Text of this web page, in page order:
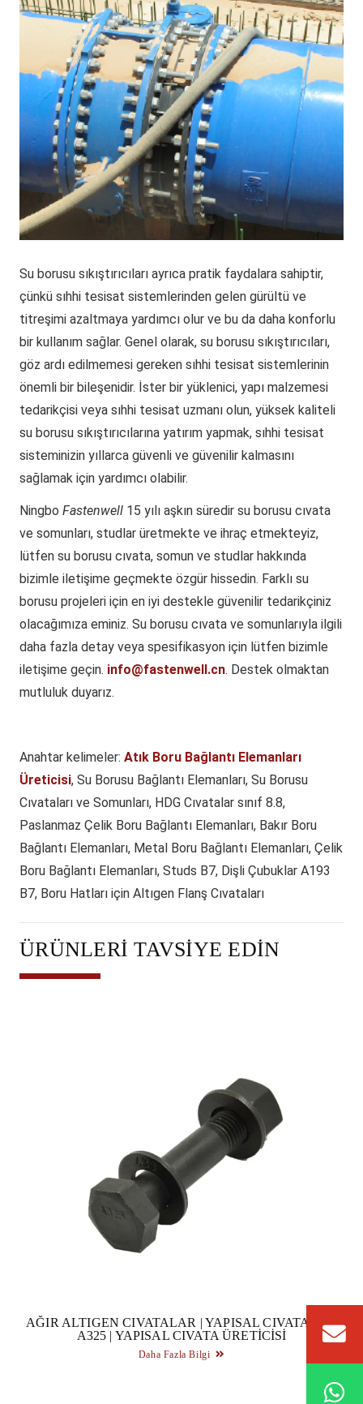
Su borusu sıkıştırıcıları ayrıca pratik faydalara sahiptir,
çünkü sıhhi tesisat sistemlerinden gelen gürültü ve
titreşimi azaltmaya yardımcı olur ve bu da daha konforlu
bir kullanım sağlar. Genel olarak, su borusu sıkıştırıcıları,
göz ardı edilmemesi gereken sıhhi tesisat sistemlerinin
önemli bir bileşenidir. İster bir yüklenici, yapı malzemesi
tedarikçisi veya sıhhi tesisat uzmanı olun, yüksek kaliteli
su borusu sıkıştırıcılarına yatırım yapmak, sıhhi tesisat
sisteminizin yıllarca güvenli ve güvenilir kalmasını
sağlamak için yardımcı olabilir.
Ningbo Fastenwell 15 yılı aşkın süredir su borusu cıvata
ve somunları, studlar üretmekte ve ihraç etmekteyiz,
lütfen su borusu cıvata, somun ve studlar hakkında
bizimle iletişime geçmekte özgür hissedin. Farklı su
borusu projeleri için en iyi destekle güvenilir tedarikçiniz
olacağımıza eminiz. Su borusu cıvata ve somunlarıyla ilgili
daha fazla detay veya spesifikasyon için lütfen bizimle
iletişime geçin. info@fastenwell.cn. Destek olmaktan
mutluluk duyarız.
Anahtar kelimeler: Atık Boru Bağlantı Elemanları
Üreticisi, Su Borusu Bağlantı Elemanları, Su Borusu
Cıvataları ve Somunları, HDG Cıvatalar sınıf 8.8,
Paslanmaz Çelik Boru Bağlantı Elemanları, Bakır Boru
Bağlantı Elemanları, Metal Boru Bağlantı Elemanları, Çelik
Boru Bağlantı Elemanları, Studs B7, Dişli Çubuklar A193
B7, Boru Hatları için Altıgen Flanş Cıvataları
ÜRÜNLERI TAVSIYE EDIN
AĞIR ALTIGEN CIVATALAR | YAPISAL CIVATALAR
A325 | YAPISAL CIVATA ÜRETICISI
Daha Fazla Bilgi